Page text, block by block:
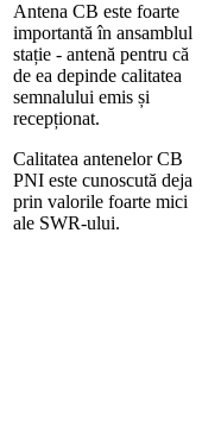
Antena CB este foarte
importantă în ansamblul
stație - antenă pentru că
de ea depinde calitatea
semnalului emis și
recepționat.
Calitatea antenelor CB
PNI este cunoscută deja
prin valorile foarte mici
ale SWR-ului.